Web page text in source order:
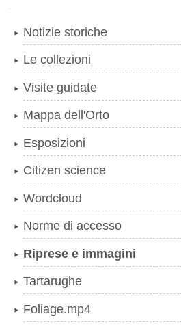
Notizie storiche
Le collezioni
Visite guidate
Mappa dell'Orto
Esposizioni
Citizen science
Wordcloud
Norme di accesso
Riprese e immagini
Tartarughe
Foliage.mp4